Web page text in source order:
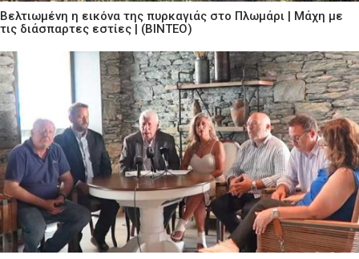
Βελτιωμένη η εικόνα της πυρκαγιάς στο Πλωμάρι | Μάχη με
τις διάσπαρτες εστίες | (ΒΙΝΤΕΟ)